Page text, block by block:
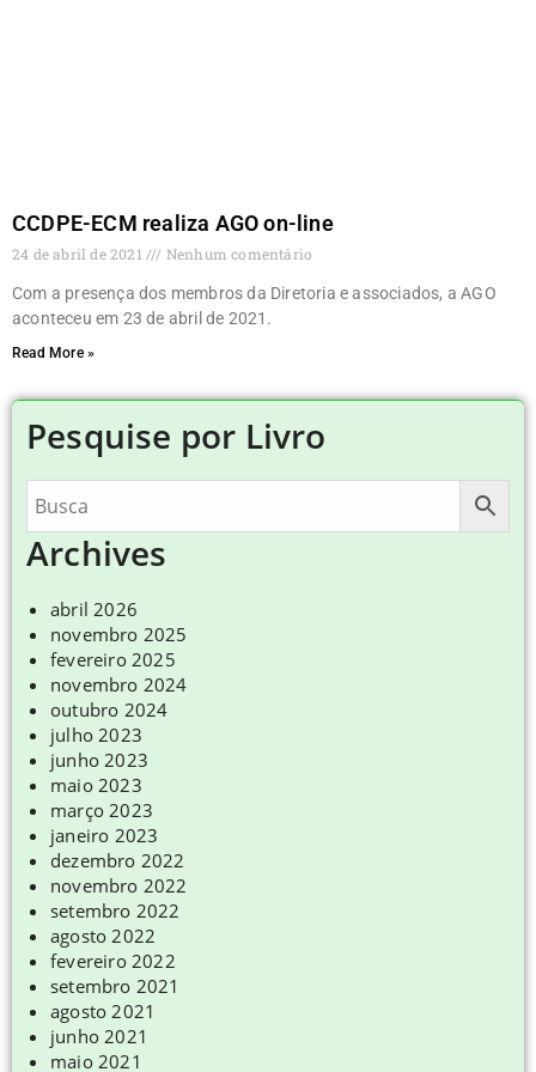
CCDPE-ECM realiza AGO on-line
24 de abril de 2021 Nenhum comentário
Com a presença dos membros da Diretoria e associados, a AGO
aconteceu em 23 de abril de 2021.
Read More »
Pesquise por Livro
Archives
abril 2026
novembro 2025
fevereiro 2025
novembro 2024
outubro 2024
julho 2023
junho 2023
maio 2023
março 2023
janeiro 2023
dezembro 2022
novembro 2022
setembro 2022
agosto 2022
fevereiro 2022
setembro 2021
agosto 2021
junho 2021
maio 2021